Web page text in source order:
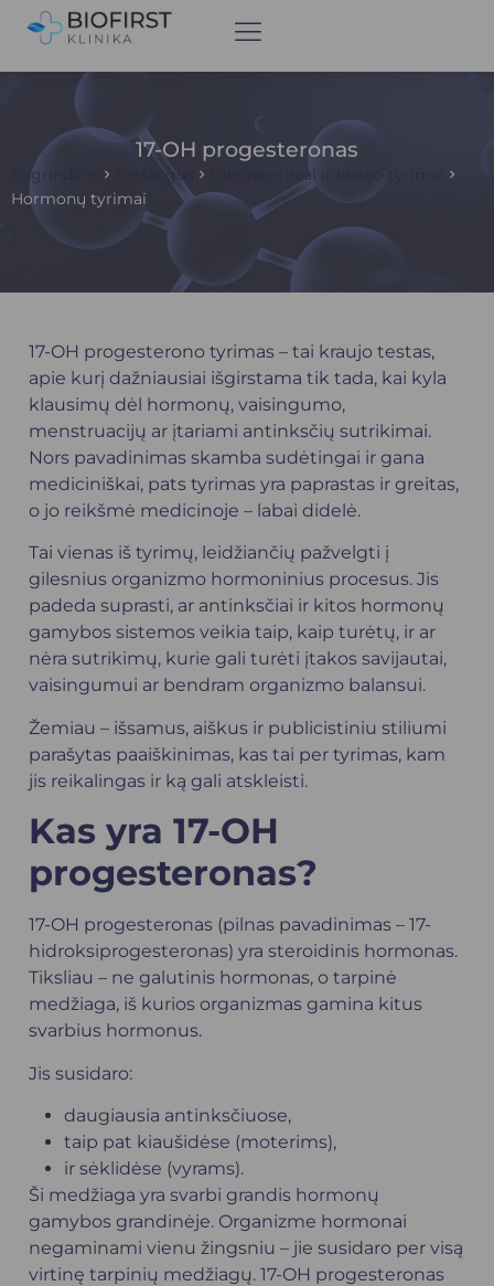
17-OH progesteronas
Pagrindinis Paslaugos
Laboratoriniai ir kraujo tyrimai
Hormonų tyrimai
17-OH progesterono tyrimas – tai kraujo testas,
apie kurį dažniausiai išgirstama tik tada, kai kyla
klausimų dėl hormonų, vaisingumo,
menstruacijų ar įtariami antinksčių sutrikimai.
Nors pavadinimas skamba sudėtingai ir gana
mediciniškai, pats tyrimas yra paprastas ir greitas,
o jo reikšmė medicinoje – labai didelė.
Tai vienas iš tyrimų, leidžiančių pažvelgti į
gilesnius organizmo hormoninius procesus. Jis
padeda suprasti, ar antinksčiai ir kitos hormonų
gamybos sistemos veikia taip, kaip turėtų, ir ar
nėra sutrikimų, kurie gali turėti įtakos savijautai,
vaisingumui ar bendram organizmo balansui.
Žemiau – išsamus, aiškus ir publicistiniu stiliumi
parašytas paaiškinimas, kas tai per tyrimas, kam
jis reikalingas ir ką gali atskleisti.
Kas yra 17-OH
progesteronas?
17-OH progesteronas (pilnas pavadinimas – 17-
hidroksiprogesteronas) yra steroidinis hormonas.
Tiksliau – ne galutinis hormonas, o tarpinė
medžiaga, iš kurios organizmas gamina kitus
svarbius hormonus.
Jis susidaro:
daugiausia antinksčiuose,
taip pat kiaušidėse (moterims),
ir sėklidėse (vyrams).
Ši medžiaga yra svarbi grandis hormonų
gamybos grandinėje. Organizme hormonai
negaminami vienu žingsniu – jie susidaro per visą
virtinę tarpinių medžiagų. 17-OH progesteronas